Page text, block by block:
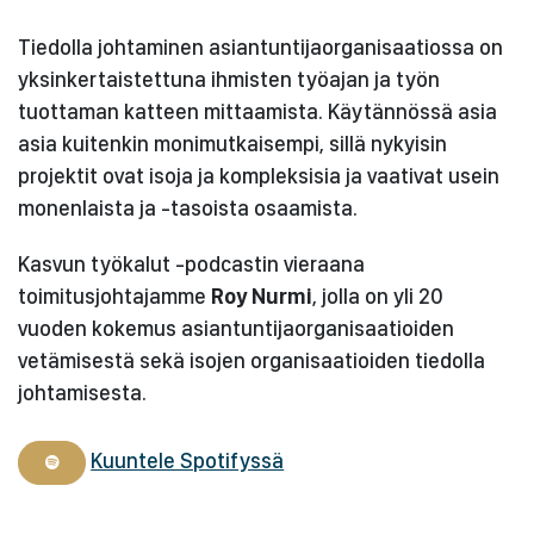
Tiedolla johtaminen asiantuntijaorganisaatiossa on
yksinkertaistettuna ihmisten työajan ja työn
tuottaman katteen mittaamista. Käytännössä asia
asia kuitenkin monimutkaisempi, sillä nykyisin
projektit ovat isoja ja kompleksisia ja vaativat usein
monenlaista ja -tasoista osaamista.
Kasvun työkalut -podcastin vieraana
toimitusjohtajamme Roy Nurmi, jolla on yli 20
vuoden kokemus asiantuntijaorganisaatioiden
vetämisestä sekä isojen organisaatioiden tiedolla
johtamisesta.
Kuuntele Spotifyssä